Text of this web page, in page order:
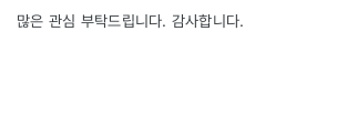
많은 관심 부탁드립니다. 감사합니다.